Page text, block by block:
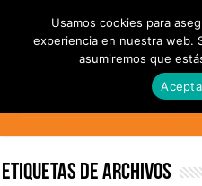
Etiquetas de Archivos
Usamos cookies para
experiencia en nuestra web.
asumiremos que